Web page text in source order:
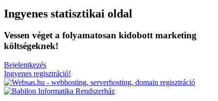
Ingyenes statisztikai oldal
Vessen véget a folyamatosan kidobott marketing
költségeknek!
Bejelentkezés
Ingyenes regisztráció!